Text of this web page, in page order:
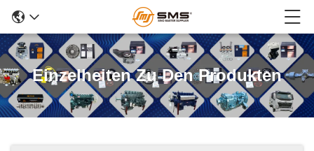
Einzelheiten Zu Den Produkten